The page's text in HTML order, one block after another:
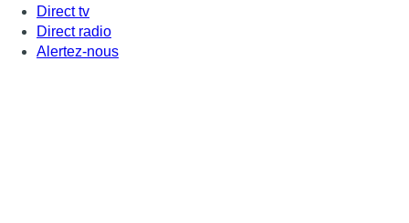
Direct tv
Direct radio
Alertez-nous